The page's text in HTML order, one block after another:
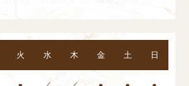
火 水 木 金 土 日